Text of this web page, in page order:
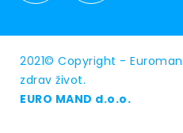
2021© Copyright -
zdrav život.
EURO MAND d.o.o.